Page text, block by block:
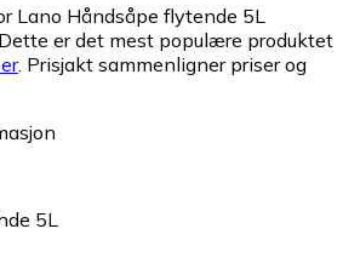
Lano Håndsåpe flytende 5L
Dette er det mest populære produktet
. Prisjakt sammenligner priser og
5L